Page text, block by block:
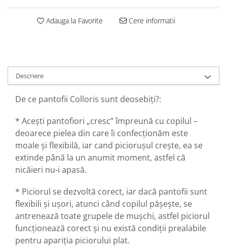
Adauga la Favorite Cere informatii
Descriere
De ce pantofii Colloris sunt deosebiți?:
* Acești pantofiori „cresc” împreună cu copilul –
deoarece pielea din care îi confecționăm este
moale și flexibilă, iar cand picioruşul crește, ea se
extinde până la un anumit moment, astfel că
nicăieri nu-i apasă.
* Piciorul se dezvoltă corect, iar dacă pantofii sunt
flexibili și ușori, atunci când copilul pășește, se
antrenează toate grupele de mușchi, astfel piciorul
funcționează corect și nu există condiții prealabile
pentru apariția piciorului plat.